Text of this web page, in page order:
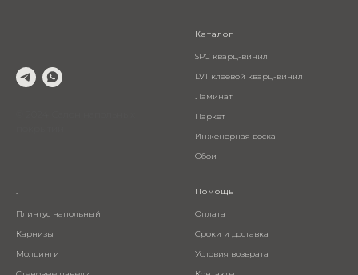
Каталог
SPC кварц-винил
LVT клеевой кварц-винил
Ламинат
Паркет
Инженерная доска
Обои
.
Плинтус напольный
Карнизы
Молдинги
Помощь
Оплата
Сроки и доставка
Условия возврата